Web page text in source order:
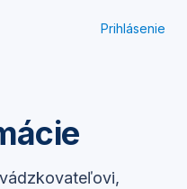
Prihlásenie